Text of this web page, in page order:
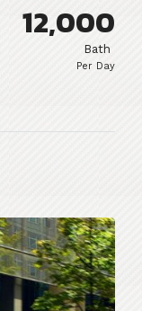
12,000
Bath
Per Day